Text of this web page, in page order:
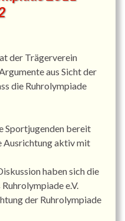
der Trägerverein
aus Sicht der
die Ruhrolympiade
Sportjugenden bereit
Ausrichtung aktiv mit
haben sich die
e.V.
der Ruhrolympiade